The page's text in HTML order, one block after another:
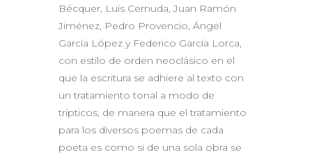
Bécquer, Luis Cernuda, Juan Ramón
Jiménez, Pedro Provencio, Ángel
García López y Federico García Lorca,
con estilo de orden neoclásico en el
que la escritura se adhiere al texto con
un tratamiento tonal a modo de
trípticos, de manera que el tratamiento
para los diversos poemas de cada
poeta es como si de una sola obra se